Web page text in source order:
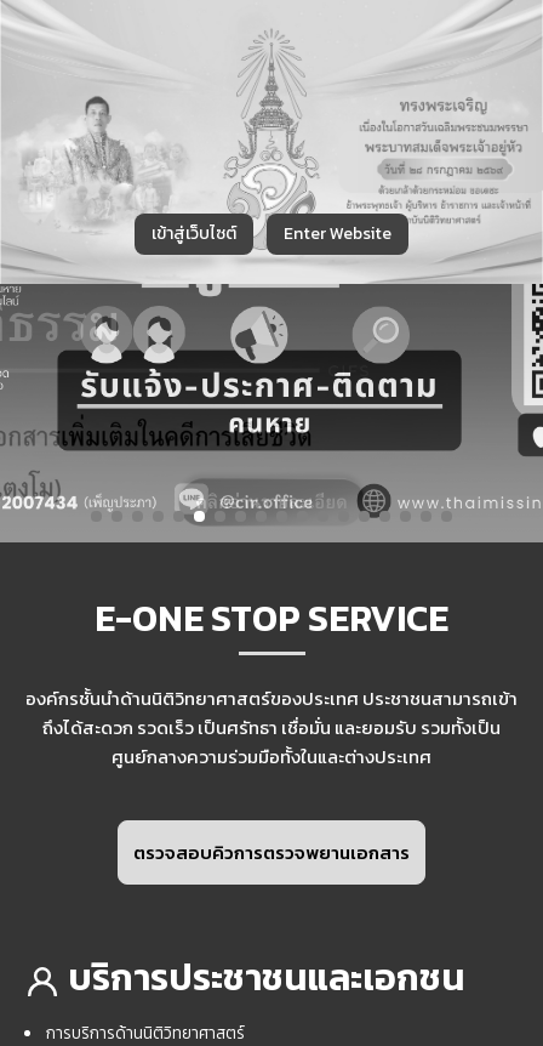
เข้าสู่เว็บไซต์ Enter Website
ขนาดตัวอักษร ก ก
E-ONE STOP SERVICE
องค์กรชั้นนำด้านนิติวิทยาศาสตร์ของประเทศ ประชาชนสามารถเข้า
ถึงได้สะดวก รวดเร็ว เป็นศรัทธา เชื่อมั่น และยอมรับ รวมทั้งเป็น
ศูนย์กลางความร่วมมือทั้งในและต่างประเทศ
ตรวจสอบคิวการตรวจพยานเอกสาร
บริการประชาชนและเอกชน
การบริการด้านนิติวิทยาศาสตร์